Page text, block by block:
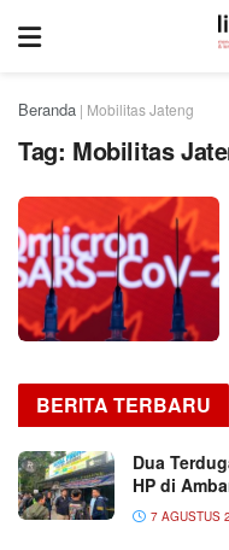
Beranda | Mobilitas Jateng
Tag: Mobilitas
BERITA TERBARU
Dua
HP di
7 AGUSTUS